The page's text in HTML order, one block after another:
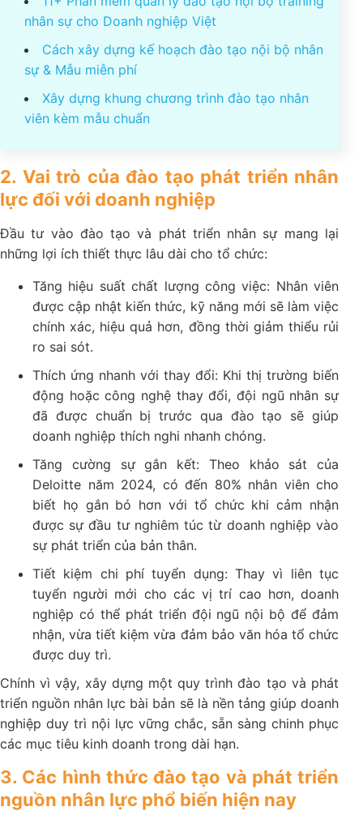
nhân sự cho Doanh nghiệp Việt
Cách xây dựng kế hoạch đào tạo nội bộ nhân
sự & Mẫu miễn phí
Xây dựng khung chương trình đào tạo nhân
viên kèm mẫu chuẩn
2. Vai trò của đào tạo phát triển nhân
lực đối với doanh nghiệp
Đầu tư vào đào tạo và phát triển nhân sự mang lại
những lợi ích thiết thực lâu dài cho tổ chức:
Tăng hiệu suất chất lượng công việc: Nhân viên
được cập nhật kiến thức, kỹ năng mới sẽ làm việc
chính xác, hiệu quả hơn, đồng thời giảm thiểu rủi
ro sai sót.
Thích ứng nhanh với thay đổi: Khi thị trường biến
động hoặc công nghệ thay đổi, đội ngũ nhân sự
đã được chuẩn bị trước qua đào tạo sẽ giúp
doanh nghiệp thích nghi nhanh chóng.
Tăng cường sự gắn kết: Theo khảo sát của
Deloitte năm 2024, có đến 80% nhân viên cho
biết họ gắn bó hơn với tổ chức khi cảm nhận
được sự đầu tư nghiêm túc từ doanh nghiệp vào
sự phát triển của bản thân.
Tiết kiệm chi phí tuyển dụng: Thay vì liên tục
tuyển người mới cho các vị trí cao hơn, doanh
nghiệp có thể phát triển đội ngũ nội bộ để đảm
nhận, vừa tiết kiệm vừa đảm bảo văn hóa tổ chức
được duy trì.
Chính vì vậy, xây dựng một quy trình đào tạo và phát
triển nguồn nhân lực bài bản sẽ là nền tảng giúp doanh
nghiệp duy trì nội lực vững chắc, sẵn sàng chinh phục
các mục tiêu kinh doanh trong dài hạn.
3. Các hình thức đào tạo và phát triển
nguồn nhân lực phổ biến hiện nay